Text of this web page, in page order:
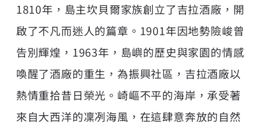
1810年，島主坎貝爾家族創立了吉拉酒廠，開
啟了不凡而迷人的篇章。1901年因地勢險峻曾
告別輝煌，1963年，島嶼的歷史與家園的情感
喚醒了酒廠的重生，為振興社區，吉拉酒廠以
熱情重拾昔日榮光。崎嶇不平的海岸，承受著
來自大西洋的凜冽海風，在這肆意奔放的自然